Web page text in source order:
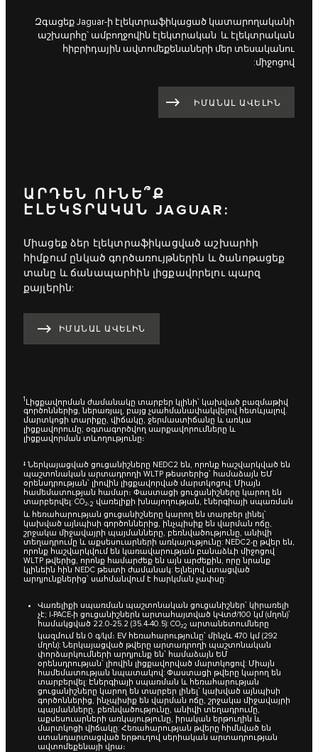
Զգացեք Jaguar-ի էլեկտրաֆիկացած կատարողականի
աշխարհը՝ ամբողջովին էլեկտրական և էլեկտրական
հիբրիդային ավտոմեքենաների մեր տեսականու
միջոցով:
ԻՄԱՆԱԼ ԱՎԵԼԻՆ
ԱՐԴԵՆ ՈՒՆԵ՞Ք
ԷԼԵԿՏՐԱԿԱՆ JAGUAR:
Միացեք ձեր էլեկտրաֆիկացված աշխարհի
հիմքում ընկած գործառույթներին և ծանոթացեք
տանը և ճանապարհին լիցքավորելու պարզ
քայլերին:
ԻՄԱՆԱԼ ԱՎԵԼԻՆ
1 Լիցքավորման ժամանակը տարբեր կլինի՝ կախված բազմաթիվ
գործոններից, ներառյալ, բայց չսահմանափակվելով հետևյալով.
մարտկոցի տարիքը, վիճակը, ջերմաստիճանը և առկա
լիցքավորումը; օգտագործվող սարքավորումները և
լիցքավորման տևողությունը։
‡ Ներկայացված ցուցանիշները NEDC2 են, որոնք հաշվարկված են
պաշտոնական արտադրողի WLTP թեստերից՝ համաձայն ԵՄ
օրենսդրության՝ լիովին լիցքավորված մարտկոցով: Միայն
համեմատության համար։ Փաստացի ցուցանիշները կարող են
տարբերվել: CO₂,2 վառելիքի խնայողության, էներգիայի սպառման
և հեռահարության ցուցանիշները կարող են տարբեր լինել՝
կախված այնպիսի գործոններից, ինչպիսիք են վարման ոճը,
շրջակա միջավայրի պայմանները, բեռնվածությունը, անիվի
տեղադրումը և աքսեսուարների առկայությունը: NEDC2-ը թվեր են,
որոնք հաշվարկվում են կառավարության բանաձևի միջոցով
WLTP թվերից, որոնք համարժեք են այն արժեքին, որը նրանք
կլինեին հին NEDC թեստի ժամանակ: Ելնելով ստացված
արդյունքներից՝ սահմանվում է հարկման չափսը:
Վառելիքի սպառման պաշտոնական ցուցանիշներ՝ կիրառելի
չէ; I-PACE-ի ցուցանիշներն արտահայտված կՎտժ/100 կմ (մղոն)՝
համակցված 22.0-25.2 (35.4-40.5): CO₂2 արտանետումները
կազմում են 0 գ/կմ։ EV հեռահարությունը՝ մինչև 470 կմ (292
մղոն): Ներկայացված թվերը արտադրողի պաշտոնական
փորձարկումների արդյունք են՝ համաձայն ԵՄ
օրենսդրության՝ լիովին լիցքավորված մարտկոցով: Միայն
համեմատության նպատակով: Փաստացի թվերը կարող են
տարբերվել: Էներգիայի սպառման և հեռահարության
ցուցանիշները կարող են տարբեր լինել՝ կախված այնպիսի
գործոններից, ինչպիսիք են վարման ոճը, շրջակա միջավայրի
պայմանները, բեռնվածությունը, անիվի տեղադրումը,
աքսեսուարների առկայությունը, իրական երթուղին և
մարտկոցի վիճակը: Հեռահարության թվերը հիմնված են
ստանդարտացված երթուղով սերիական արտադրության
ավտոմեքենայի վրա։